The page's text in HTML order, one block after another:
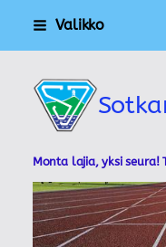
Siirry
Valikko
Monta lajia, yksi seura!